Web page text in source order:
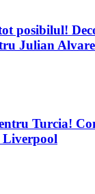
posibilul!
Julian
Turcia!
Liverpool